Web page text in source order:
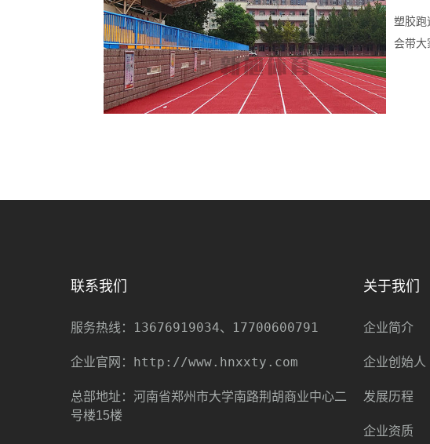
塑胶跑
会带大
联系我们
服务热线： 13676919034、17700600791
企业官网： http://www.hnxxty.com
总部地址：河南省郑州市大学南路荆胡商业中心二
号楼15楼
关于我们
企业简介
企业创始人
发展历程
企业资质